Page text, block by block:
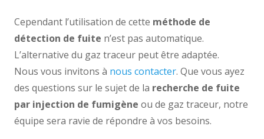
Cependant l’utilisation de cette méthode de
détection de fuite n’est pas automatique.
L’alternative du gaz traceur peut être adaptée.
Nous vous invitons à nous contacter. Que vous ayez
des questions sur le sujet de la recherche de fuite
par injection de fumigène ou de gaz traceur, notre
équipe sera ravie de répondre à vos besoins.